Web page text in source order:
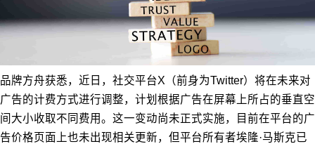
品牌方舟获悉，近日，社交平台X（前身为Twitter）将在未来对
广告的计费方式进行调整，计划根据广告在屏幕上所占的垂直空
间大小收取不同费用。这一变动尚未正式实施，目前在平台的广
告价格页面上也未出现相关更新，但平台所有者埃隆·马斯克已